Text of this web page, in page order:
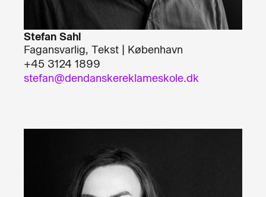
Stefan Sahl
Fagansvarlig, Tekst | København
+45 3124 1899
stefan@dendanskereklameskole.dk